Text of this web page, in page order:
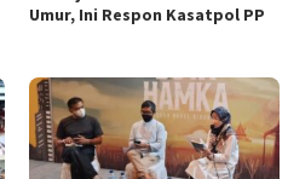
Umur, Ini Respon Kasatpol PP